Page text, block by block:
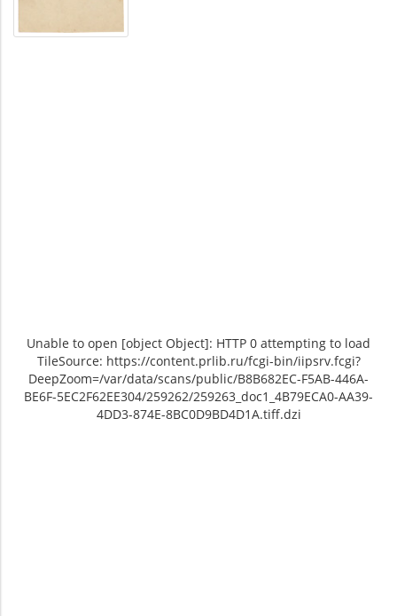
Unable to open [object Object]: HTTP 0 attempting to load
TileSource: https://content.prlib.ru/fcgi-bin/iipsrv.fcgi?
DeepZoom=/var/data/scans/public/B8B682EC-F5AB-446A-
BE6F-5EC2F62EE304/259262/259263_doc1_4B79ECA0-AA39-
4DD3-874E-8BC0D9BD4D1A.tiff.dzi